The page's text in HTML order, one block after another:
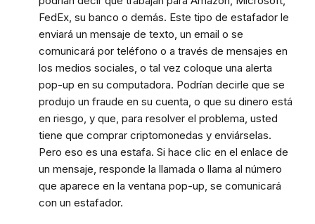
FedEx, su banco o demás. Este tipo de estafador le
enviará un mensaje de texto, un email o se
comunicará por teléfono o a través de mensajes en
los medios sociales, o tal vez coloque una alerta
pop-up en su computadora. Podrían decirle que se
produjo un fraude en su cuenta, o que su dinero está
en riesgo, y que, para resolver el problema, usted
tiene que comprar criptomonedas y enviárselas.
Pero eso es una estafa. Si hace clic en el enlace de
un mensaje, responde la llamada o llama al número
que aparece en la ventana pop-up, se comunicará
con un estafador.